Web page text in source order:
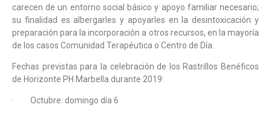
carecen de un entorno social básico y apoyo familiar necesario;
su finalidad es albergarles y apoyarles en la desintoxicación y
preparación para la incorporación a otros recursos, en la mayoría
de los casos Comunidad Terapéutica o Centro de Día.
Fechas previstas para la celebración de los Rastrillos Benéficos
de Horizonte PH Marbella durante 2019:
· Octubre: domingo día 6